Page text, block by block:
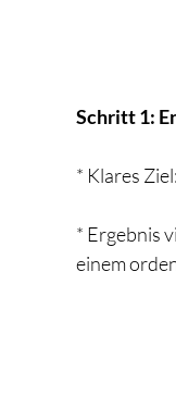
Schritt 1:
* Klares
* Ergebnis
einem